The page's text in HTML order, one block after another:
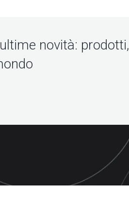
novità: prodotti,